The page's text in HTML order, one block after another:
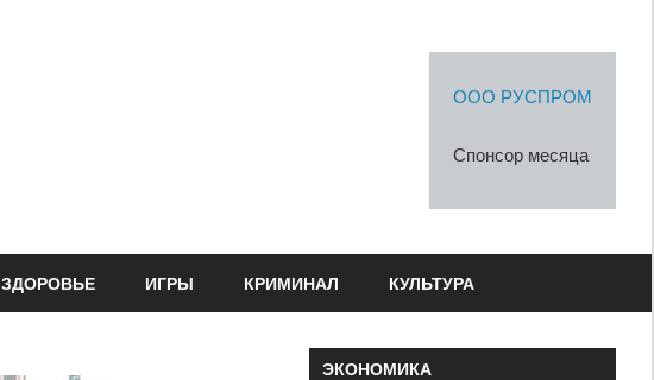
ООО РУСПРОМ
Спонсор месяца
ЗДОРОВЬЕ ИГРЫ КРИМИНАЛ КУЛЬТУРА
ЭКОНОМИКА